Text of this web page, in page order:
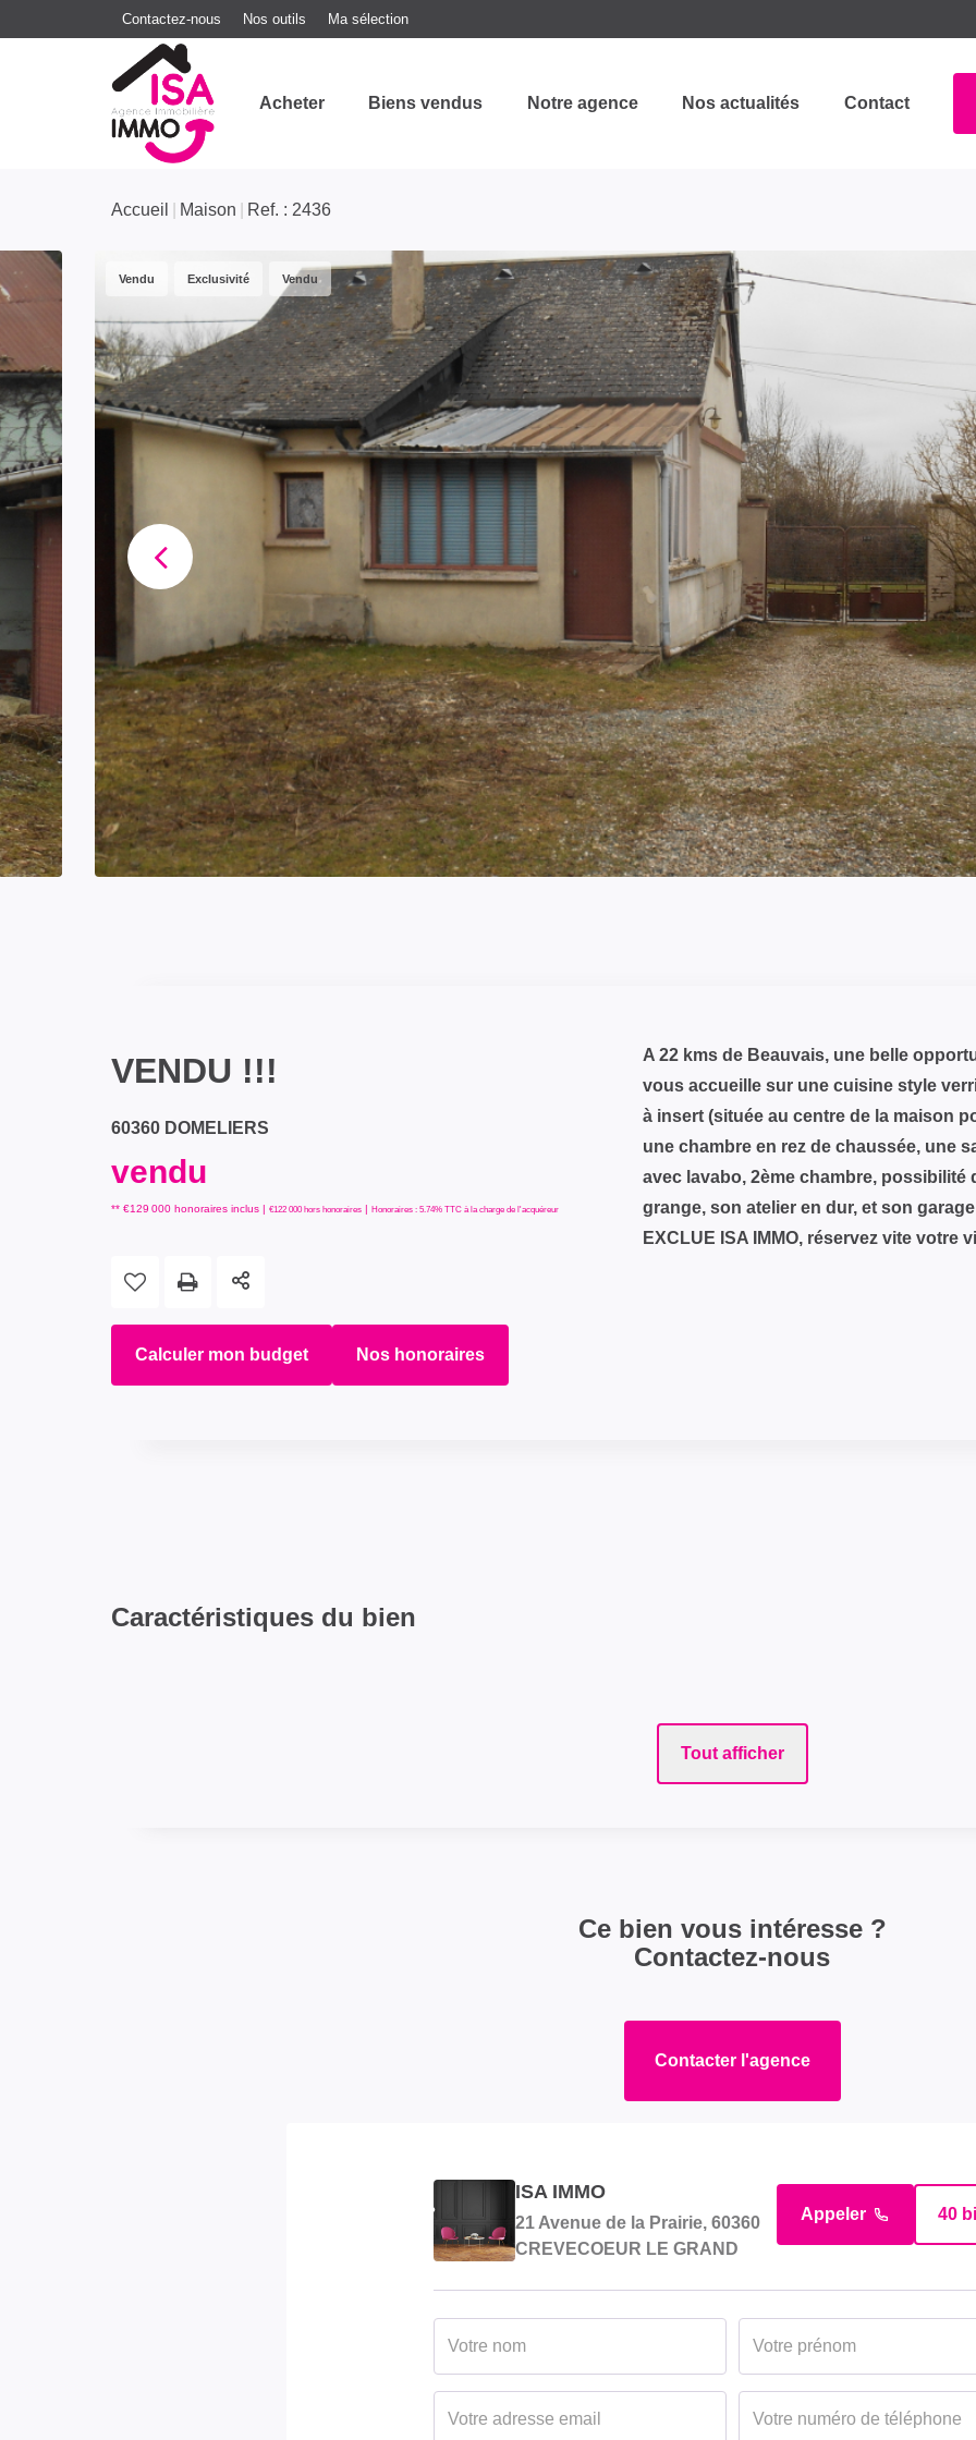
Contactez-nous Nos outils Ma sélection
Acheter Biens vendus Notre agence Nos actualités Contact
Accueil Maison Ref. : 2436
Vendu Exclusivité Vendu
VENDU !!!
60360 DOMELIERS
vendu
** €129 000 honoraires inclus | €122 000 hors honoraires | Honoraires : 5.74% TTC à la charge de l'acquéreur
Calculer mon budget Nos honoraires
A 22 kms de Beauvais, une belle
vous accueille sur une cuisine style
à insert (située au centre de la maison
une chambre en rez de chaussée, une
avec lavabo, 2ème chambre,
grange, son atelier en dur, et son
EXCLUE ISA IMMO, réservez vite votre
Caractéristiques du bien
Tout afficher
Ce bien vous intéresse ?
Contactez-nous
Contacter l'agence
ISA IMMO
21 Avenue de la Prairie, 60360
CREVECOEUR LE GRAND
Appeler 40